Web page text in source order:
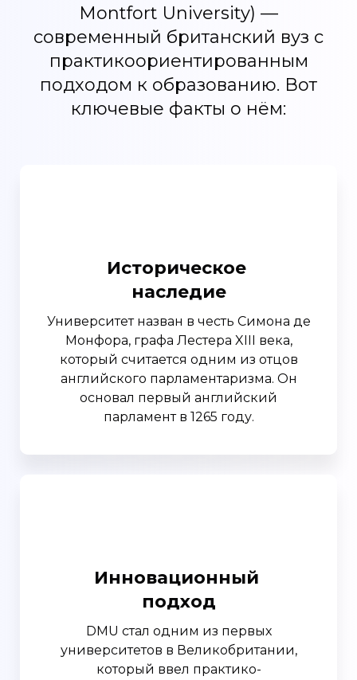
Montfort University) —
современный британский вуз с
практикоориентированным
подходом к образованию. Вот
ключевые факты о нём:
Историческое
наследие
Университет назван в честь Симона де
Монфора, графа Лестера XIII века,
который считается одним из отцов
английского парламентаризма. Он
основал первый английский
парламент в 1265 году.
Инновационный
подход
DMU стал одним из первых
университетов в Великобритании,
который ввел практико-